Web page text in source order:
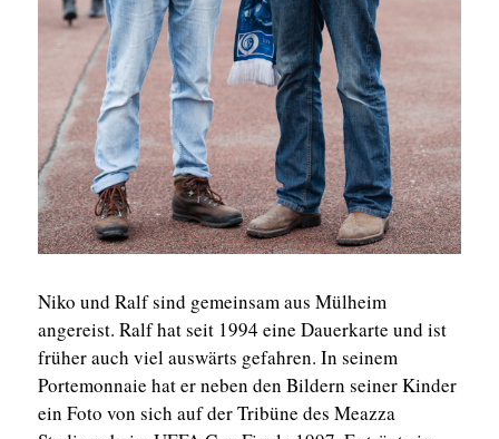
Niko und Ralf sind gemeinsam aus Mülheim
angereist. Ralf hat seit 1994 eine Dauerkarte und ist
früher auch viel auswärts gefahren. In seinem
Portemonnaie hat er neben den Bildern seiner Kinder
ein Foto von sich auf der Tribüne des Meazza